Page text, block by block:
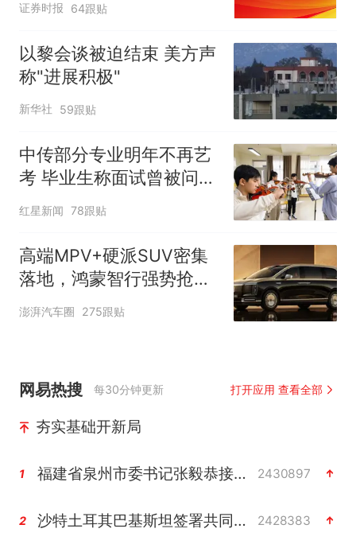
证券时报 64跟贴
以黎会谈被迫结束 美方声
称"进展积极"
新华社 59跟贴
中传部分专业明年不再艺
考 毕业生称面试曾被问
“如何策划晚会” 专家：遏
红星新闻 78跟贴
高端MPV+硬派SUV密集
落地，鸿蒙智行强势抢占
自主高端市场制高点
澎湃汽车圈 275跟贴
网易热搜 每30分钟更新 打开应用 查看全部
夯实基础开新局
1 福建省泉州市委书记张毅恭接受纪律审查和监察调查 2430897
2 沙特土耳其巴基斯坦签署共同防务协议 2428383